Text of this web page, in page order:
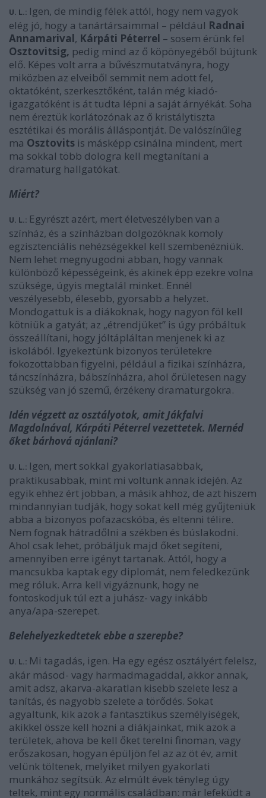
U. L.: Igen, de mindig félek attól, hogy nem vagyok
elég jó, hogy a tanártársaimmal – például Radnai
Annamarival, Kárpáti Péterrel – sosem érünk fel
Osztovitsig, pedig mind az ő köpönyegéből bújtunk
elő. Képes volt arra a bűvészmutatványra, hogy
miközben az elveiből semmit nem adott fel,
oktatóként, szerkesztőként, talán még kiadó-
igazgatóként is át tudta lépni a saját árnyékát. Soha
nem éreztük korlátozónak az ő kristálytiszta
esztétikai és morális álláspontját. De valószínűleg
ma Osztovits is másképp csinálna mindent, mert
ma sokkal több dologra kell megtanítani a
dramaturg hallgatókat.
Miért?
U. L.: Egyrészt azért, mert életveszélyben van a
színház, és a színházban dolgozóknak komoly
egzisztenciális nehézségekkel kell szembenézniük.
Nem lehet megnyugodni abban, hogy vannak
különböző képességeink, és akinek épp ezekre volna
szüksége, úgyis megtalál minket. Ennél
veszélyesebb, élesebb, gyorsabb a helyzet.
Mondogattuk is a diákoknak, hogy nagyon föl kell
kötniük a gatyát; az „étrendjüket” is úgy próbáltuk
összeállítani, hogy jóltápláltan menjenek ki az
iskolából. Igyekeztünk bizonyos területekre
fokozottabban figyelni, például a fizikai színházra,
táncszínházra, bábszínházra, ahol őrületesen nagy
szükség van jó szemű, érzékeny dramaturgokra.
Idén végzett az osztályotok, amit Jákfalvi
Magdolnával, Kárpáti Péterrel vezettetek. Mernéd
őket bárhová ajánlani?
U. L.: Igen, mert sokkal gyakorlatiasabbak,
praktikusabbak, mint mi voltunk annak idején. Az
egyik ehhez ért jobban, a másik ahhoz, de azt hiszem
mindannyian tudják, hogy sokat kell még gyűjteniük
abba a bizonyos pofazacskóba, és eltenni télire.
Nem fognak hátradőlni a székben és búslakodni.
Ahol csak lehet, próbáljuk majd őket segíteni,
amennyiben erre igényt tartanak. Attól, hogy a
mancsukba kaptak egy diplomát, nem feledkezünk
meg róluk. Arra kell vigyáznunk, hogy ne
fontoskodjuk túl ezt a juhász- vagy inkább
anya/apa-szerepet.
Belehelyezkedtetek ebbe a szerepbe?
U. L.: Mi tagadás, igen. Ha egy egész osztályért felelsz,
akár másod- vagy harmadmagaddal, akkor annak,
amit adsz, akarva-akaratlan kisebb szelete lesz a
tanítás, és nagyobb szelete a törődés. Sokat
agyaltunk, kik azok a fantasztikus személyiségek,
akikkel össze kell hozni a diákjainkat, mik azok a
területek, ahova be kell őket terelni finoman, vagy
erőszakosan, hogyan épüljön fel az az öt év, amit
velünk töltenek, melyiket milyen gyakorlati
munkához segítsük. Az elmúlt évek tényleg úgy
teltek, mint egy normális családban: már lefeküdt a